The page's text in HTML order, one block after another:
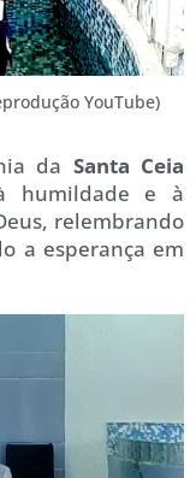
YouTube)
da Santa Ceia
humildade e à
relembrando
a esperança em